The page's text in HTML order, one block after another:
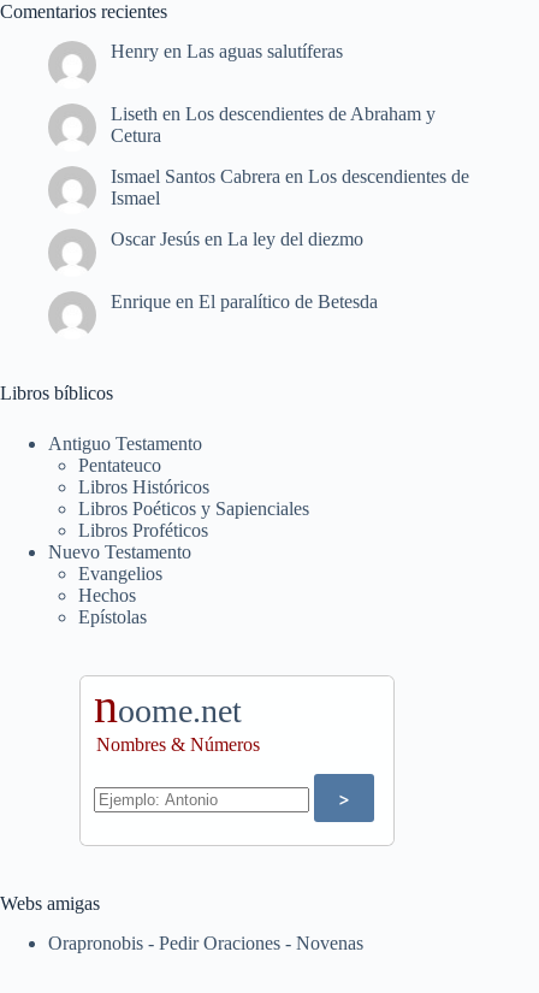
Comentarios recientes
Henry en Las aguas salutíferas
Liseth en Los descendientes de Abraham y
Cetura
Ismael Santos Cabrera en Los descendientes de
Ismael
Oscar Jesús en La ley del diezmo
Enrique en El paralítico de Betesda
Libros bíblicos
Antiguo Testamento
Pentateuco
Libros Históricos
Libros Poéticos y Sapienciales
Libros Proféticos
Nuevo Testamento
Evangelios
Hechos
Epístolas
noome.net
Nombres & Números
Webs amigas
Orapronobis - Pedir Oraciones - Novenas